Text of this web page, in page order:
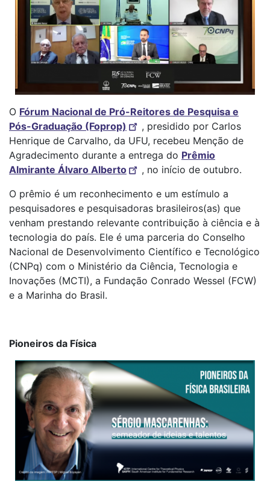
O Fórum Nacional de Pró-Reitores de Pesquisa e
Pós-Graduação (Foprop)
, presidido por Carlos
Henrique de Carvalho, da UFU, recebeu Menção de
Agradecimento durante a entrega do Prêmio
Almirante Álvaro Alberto
, no início de outubro.
O prêmio é um reconhecimento e um estímulo a
pesquisadores e pesquisadoras brasileiros(as) que
venham prestando relevante contribuição à ciência e à
tecnologia do país. Ele é uma parceria do Conselho
Nacional de Desenvolvimento Científico e Tecnológico
(CNPq) com o Ministério da Ciência, Tecnologia e
Inovações (MCTI), a Fundação Conrado Wessel (FCW)
e a Marinha do Brasil.
Pioneiros da Física